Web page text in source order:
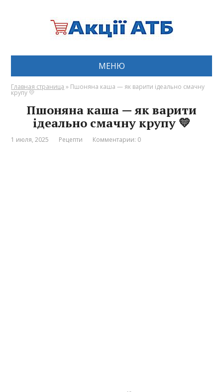
МЕНЮ
Главная страница » Пшоняна каша — як варити ідеально смачну
крупу 💛
Пшоняна каша — як варити
ідеально смачну крупу 💛
1 июля, 2025 Рецепти Комментарии: 0